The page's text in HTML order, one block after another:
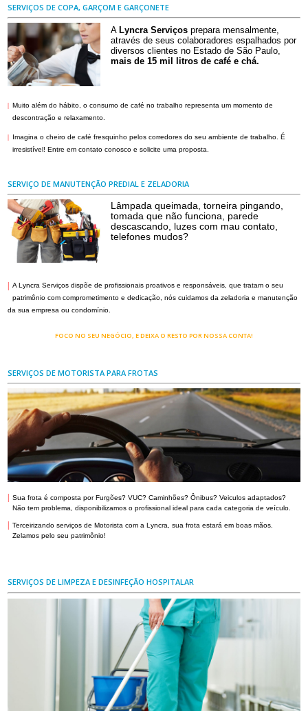
SERVIÇOS DE COPA, GARÇOM E GARÇONETE
A Lyncra Serviços prepara mensalmente,
através de seus colaboradores espalhados por
diversos clientes no Estado de São Paulo,
mais de 15 mil litros de café e chá.
| Muito além do hábito, o consumo de café no trabalho representa um momento de
descontração e relaxamento.
| Imagina o cheiro de café fresquinho pelos corredores do seu ambiente de trabalho. É
irresistível! Entre em contato conosco e solicite uma proposta.
SERVIÇO DE MANUTENÇÃO PREDIAL E ZELADORIA
Lâmpada queimada, torneira pingando,
tomada que não funciona, parede
descascando, luzes com mau contato,
telefones mudos?
A Lyncra Serviços dispõe de profissionais proativos e responsáveis, que tratam o seu
patrimônio com comprometimento e dedicação, nós cuidamos da zeladoria e manutenção
da sua empresa ou condomínio.
FOCO NO SEU NEGÓCIO, E DEIXA O RESTO POR NOSSA CONTA!
SERVIÇOS DE MOTORISTA PARA FROTAS
| Sua frota é composta por Furgões? VUC? Caminhões? Ônibus? Veiculos adaptados?
Não tem problema, disponibilizamos o profissional ideal para cada categoria de veículo.
| Terceirizando serviços de Motorista com a Lyncra, sua frota estará em boas mãos.
Zelamos pelo seu patrimônio!
SERVIÇOS DE LIMPEZA E DESINFEÇÃO HOSPITALAR